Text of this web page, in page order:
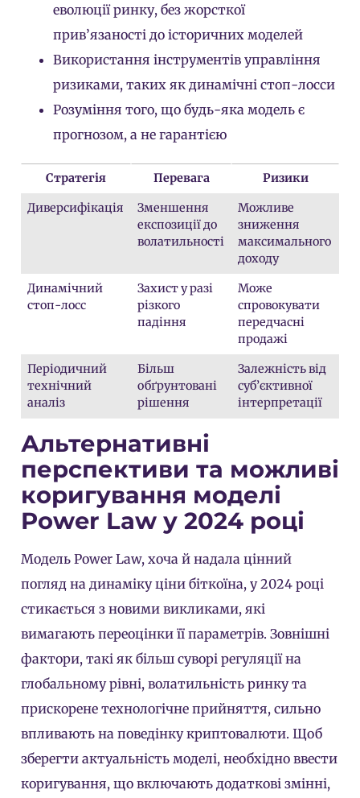
еволюції ринку, без жорсткої
прив’язаності до історичних моделей
Використання інструментів управління
ризиками, таких як динамічні стоп-лосси
Розуміння того, що будь-яка модель є
прогнозом, а не гарантією
Стратегія Перевага Ризики
Диверсифікація
Зменшення
експозиції до
волатильності
Можливе
зниження
максимального
доходу
Динамічний
стоп-лосс
Захист у разі
різкого
падіння
Може
спровокувати
передчасні
продажі
Перiодичний
технічний
аналіз
Більш
обґрунтовані
рішення
Залежність від
суб’єктивної
інтерпретації
Альтернативні
перспективи та можливі
коригування моделі
Power Law у 2024 році
Модель Power Law, хоча й надала цінний
погляд на динаміку ціни біткоїна, у 2024 році
стикається з новими викликами, які
вимагають переоцінки її параметрів. Зовнішні
фактори, такі як більш суворі регуляції на
глобальному рівні, волатильність ринку та
прискорене технологічне прийняття, сильно
впливають на поведінку криптовалюти. Щоб
зберегти актуальність моделі, необхідно ввести
коригування, що включають додаткові змінні,